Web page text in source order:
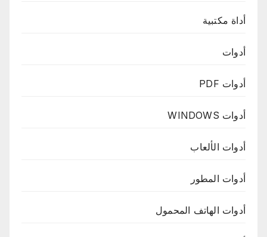
أداة مكتبية
أدوات
أدوات PDF
أدوات WINDOWS
أدوات الألعاب
أدوات المطور
أدوات الهاتف المحمول